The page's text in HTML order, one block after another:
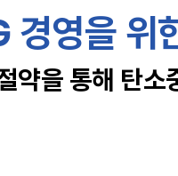
경영을 위
약을 통해 탄